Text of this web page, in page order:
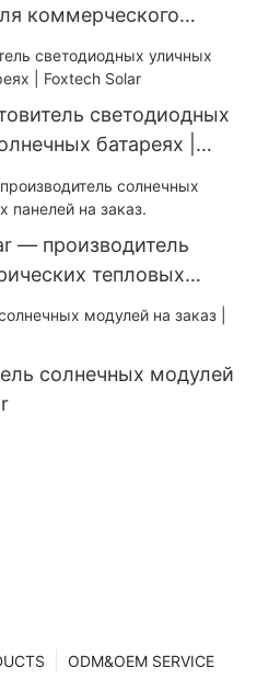
коммерческого
Solar
светодиодных
батареях |
— производитель
тепловых
солнечных модулей
ODM&OEM SERVICE